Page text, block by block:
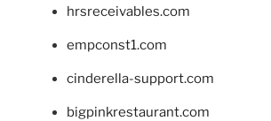
hrsreceivables.com
empconst1.com
cinderella-support.com
bigpinkrestaurant.com